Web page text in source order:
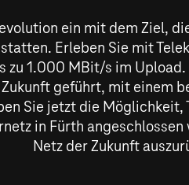
ein mit dem Ziel,
Erleben Sie mit
zu 1.000 MBit/s im
geführt, mit einem
Sie jetzt die
in Fürth
Netz der Zukunft